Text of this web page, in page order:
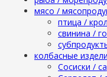
мясо /
птица /
свинина /
колбасные
Сосиски /